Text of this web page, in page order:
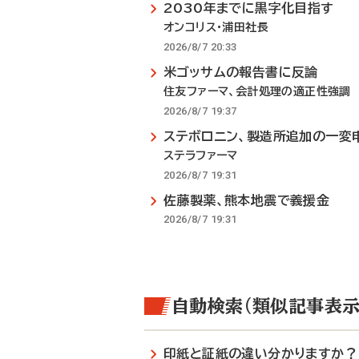
2030年までに黒字化目指す
オンコリス・浦田社長
2026/8/7 20:33
米ゴッサムの報告書に反論
住友ファーマ、会計処理の適正性強調
2026/8/7 19:37
ステボロニン、製造所追加の一変
ステラファーマ
2026/8/7 19:31
佐藤製薬、熊本地震で義援金
2026/8/7 19:31
自動検索（類似記事表示
印紙と証紙の違い分かりますか？